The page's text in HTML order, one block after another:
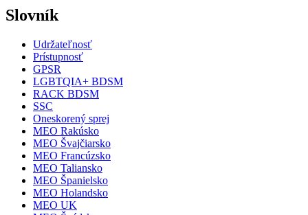
Slovník
Udržateľnosť
Prístupnosť
GPSR
LGBTQIA+ BDSM
RACK BDSM
SSC
Oneskorený sprej
MEO Rakúsko
MEO Švajčiarsko
MEO Francúzsko
MEO Taliansko
MEO Španielsko
MEO Holandsko
MEO UK